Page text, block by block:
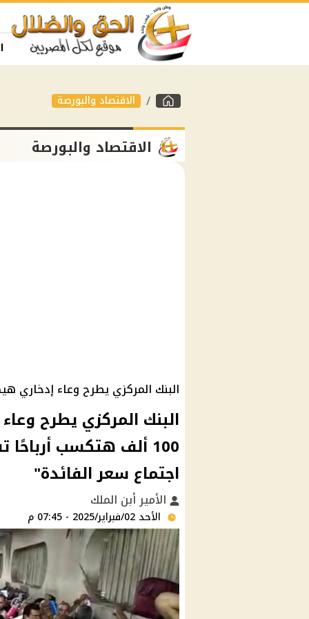
الاقتصاد والبورصة
الاقتصاد والبورصة
البنك المركزي يطرح وعاء إدخاري
البنك المركزي يطرح
اجتماع سعر الفائدة"
الأمير أبن الملك
الأحد 02/فبراير/2025 - 07:45 م